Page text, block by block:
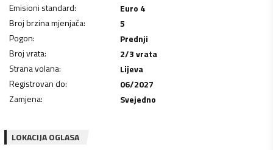
Emisioni standard:
Euro 4
Broj brzina mjenjača:
5
Pogon:
Prednji
Broj vrata:
2/3 vrata
Strana volana:
Lijeva
Registrovan do:
06/2027
Zamjena: Svejedno
LOKACIJA OGLASA